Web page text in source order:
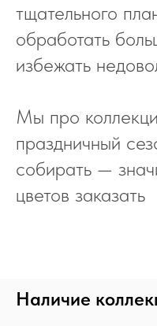
тщательного
обработать
избежать
Мы про
праздничный
собирать —
цветов заказать
Наличие